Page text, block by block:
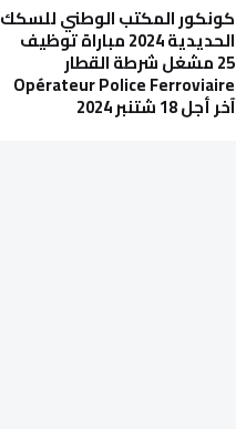
كونكور المكتب الوطني للسكك
الحديدية 2024 مباراة توظيف
25 مشغل شرطة القطار
Opérateur Police Ferroviaire
آخر أجل 18 شتنبر 2024